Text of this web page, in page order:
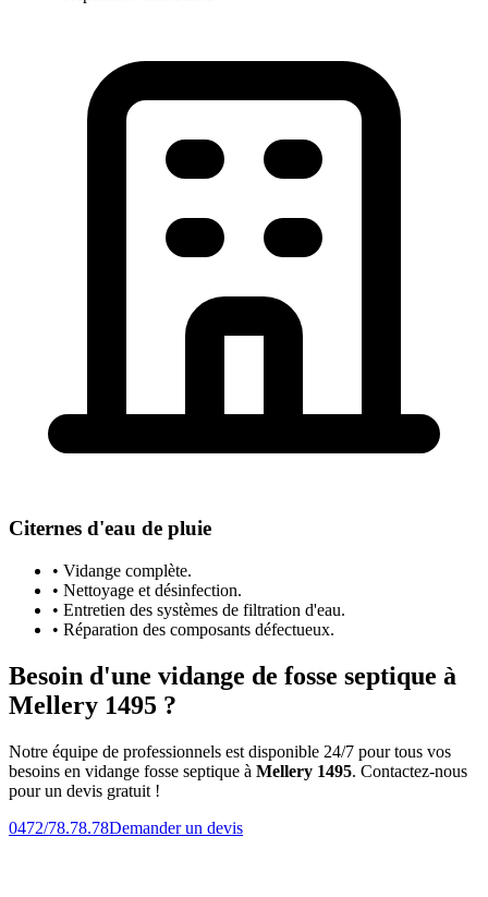
Citernes d'eau de pluie
• Vidange complète.
• Nettoyage et désinfection.
• Entretien des systèmes de filtration d'eau.
• Réparation des composants défectueux.
Besoin d'une vidange de fosse septique à
Mellery 1495 ?
Notre équipe de professionnels est disponible 24/7 pour tous vos
besoins en vidange fosse septique à Mellery 1495. Contactez-nous
pour un devis gratuit !
0472/78.78.78Demander un devis